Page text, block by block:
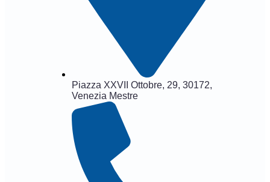
Piazza XXVII Ottobre, 29, 30172,
Venezia Mestre